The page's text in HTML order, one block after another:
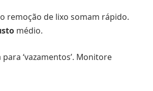
remoção de lixo somam rápido.
médio.
‘vazamentos’. Monitore